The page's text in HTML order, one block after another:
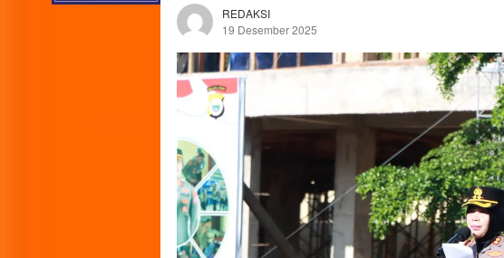
REDAKSI
19 Desember 2025